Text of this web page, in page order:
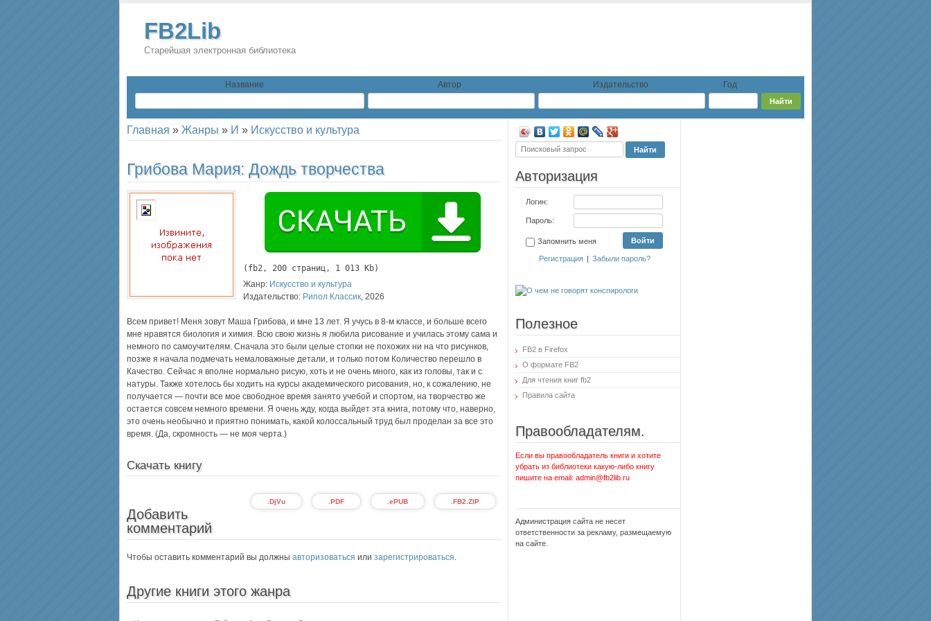
FB2Lib
Старейшая электронная библиотека
Название Автор Издательство Год
Главная » Жанры » И » Искусство и культура
Грибова Мария: Дождь творчества
( fb2, 200 страниц, 1 013 Kb)
Жанр: Искусство и культура
Издательство: Рипол Классик, 2026
Всем привет! Меня зовут Маша Грибова, и мне 13 лет. Я учусь в 8-м классе, и больше всего
мне нравятся биология и химия. Всю свою жизнь я любила рисование и училась этому сама и
немного по самоучителям. Сначала это были целые стопки не похожих ни на что рисунков,
позже я начала подмечать немаловажные детали, и только потом Количество перешло в
Качество. Сейчас я вполне нормально рисую, хоть и не очень много, как из головы, так и с
натуры. Также хотелось бы ходить на курсы академического рисования, но, к сожалению, не
получается — почти все мое свободное время занято учебой и спортом, на творчество же
остается совсем немного времени. Я очень жду, когда выйдет эта книга, потому что, наверно,
это очень необычно и приятно понимать, какой колоссальный труд был проделан за все это
время. (Да, скромность — не моя черта.)
Скачать книгу
.FB2.ZIP
.ePUB
.PDF
.DjVu
Добавить
комментарий
Чтобы оставить комментарий вы должны авторизоваться или зарегистрироваться.
Другие книги этого жанра
Авторизация
Логин:
Пароль:
Запомнить меня
Регистрация | Забыли пароль?
Полезное
FB2 в Firefox
О формате FB2
Для чтения книг fb2
Правила сайта
Правообладателям.
Если вы правообладатель книги и хотите
убрать из библиотеки какую-либо книгу
пишите на email: admin@fb2lib.ru
Администрация сайта не несет
ответственности за рекламу, размещаемую
на сайте.